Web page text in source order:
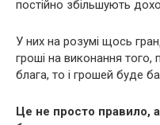
постійно збільшують
У них на розумі щось
гроші на виконання
блага, то і грошей буде
Це не просто правило,